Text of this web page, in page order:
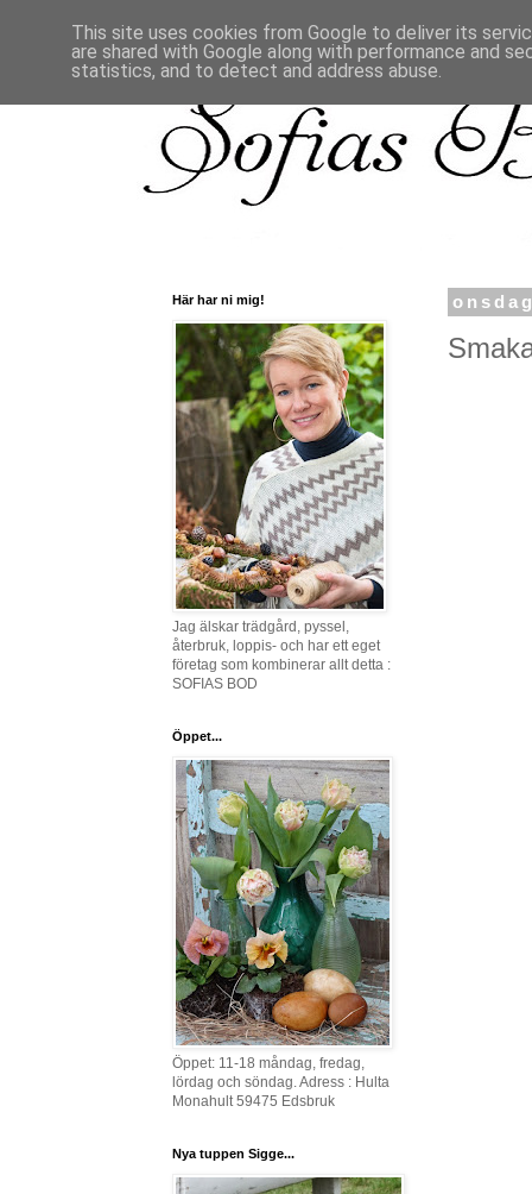
Här har ni mig!
Jag älskar trädgård, pyssel,
återbruk, loppis- och har ett eget
företag som kombinerar allt detta :
SOFIAS BOD
Öppet...
Öppet: 11-18 måndag, fredag,
lördag och söndag. Adress : Hulta
Monahult 59475 Edsbruk
Nya tuppen Sigge...
This site uses cookies from Google to deliver its
are shared with Google along with performance and
statistics, and to detect and address abuse.